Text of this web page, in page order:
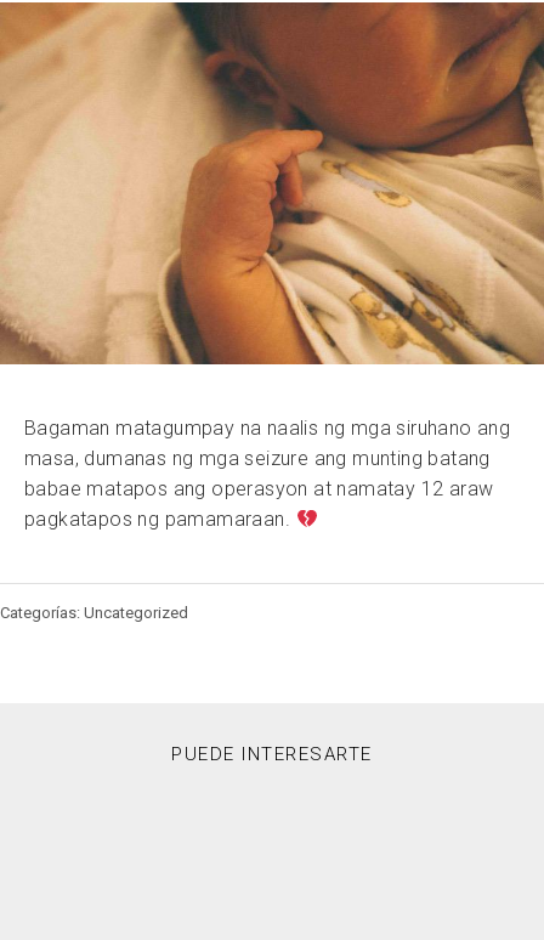
Bagaman matagumpay na naalis ng mga siruhano ang
masa, dumanas ng mga seizure ang munting batang
babae matapos ang operasyon at namatay 12 araw
pagkatapos ng pamamaraan.
Categorías: Uncategorized
PUEDE INTERESARTE